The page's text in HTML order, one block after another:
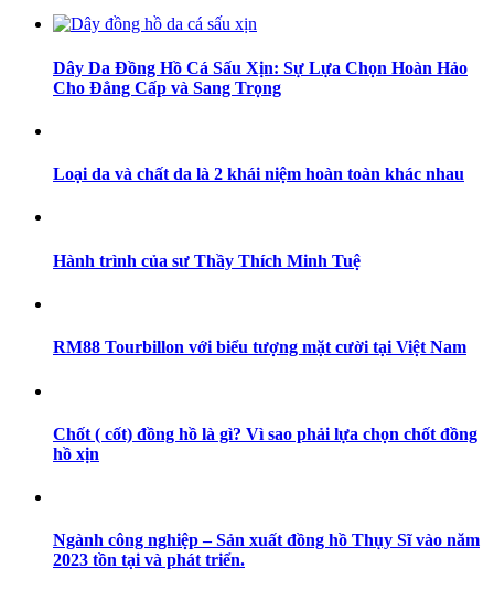
Dây Da Đồng Hồ Cá Sấu Xịn: Sự Lựa Chọn Hoàn Hảo
Cho Đẳng Cấp và Sang Trọng
Loại da và chất da là 2 khái niệm hoàn toàn khác nhau
Hành trình của sư Thầy Thích Minh Tuệ
RM88 Tourbillon với biểu tượng mặt cười tại Việt Nam
Chốt ( cốt) đồng hồ là gì? Vì sao phải lựa chọn chốt đồng
hồ xịn
Ngành công nghiệp – Sản xuất đồng hồ Thụy Sĩ vào năm
2023 tồn tại và phát triển.